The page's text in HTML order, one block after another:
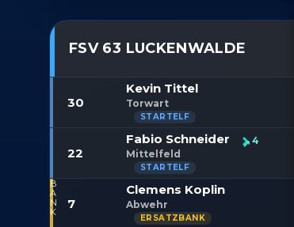
FSV 63 LUCKENWALDE
30
Kevin Tittel
Torwart
22
Fabio Schneider
4
Mittelfeld
7
Clemens Koplin
Abwehr